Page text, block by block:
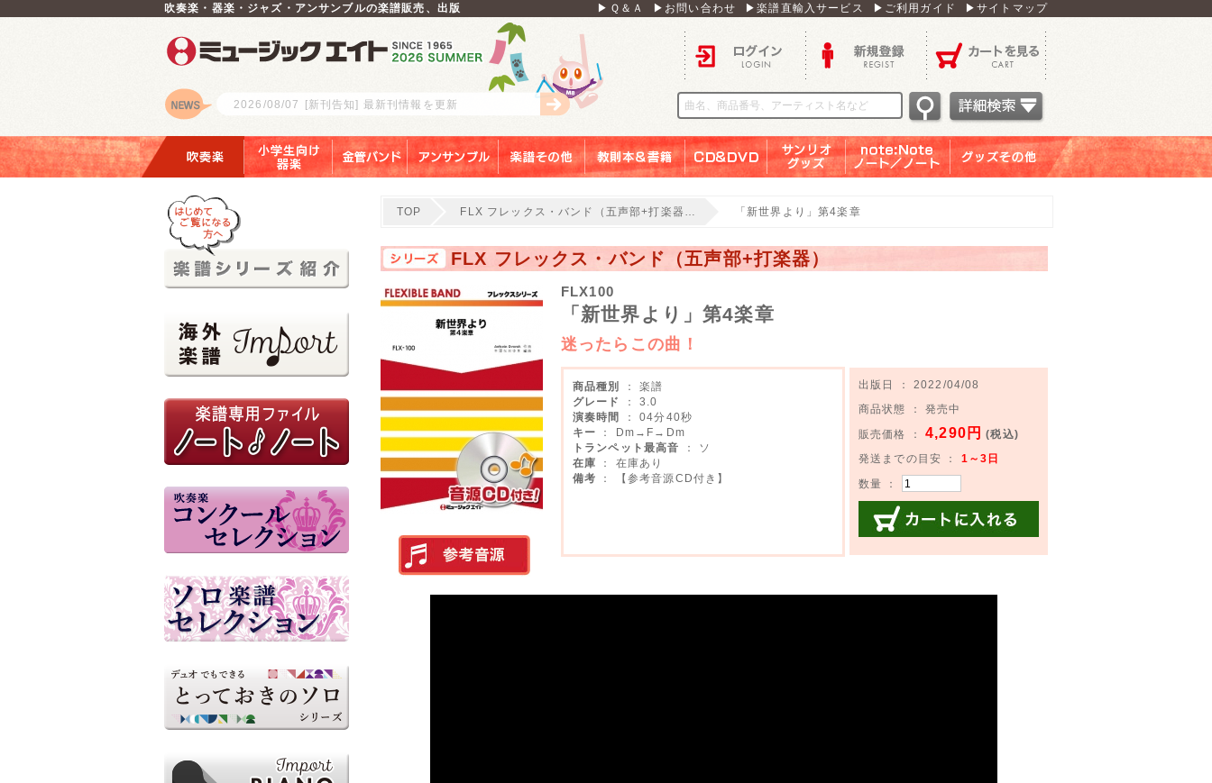
吹奏楽・器楽・ジャズ・アンサンブルの楽譜販売、出版 ▶Ｑ＆Ａ ▶お問い合わせ ▶楽譜直輸入サービス ▶ご利用ガイド ▶サイトマップ
ロゴ
2026/08/07 [新刊告知] 最新刊情報を更新
TOP FLX フレックス・バンド（五声部+打楽器… 「新世界より」第4楽章
FLX フレックス・バンド（五声部+打楽器）
ミュージックエイト
FLX100
「新世界より」第4楽章
迷ったらこの曲！
商品種別
： 楽譜
グレード
： 3.0
演奏時間
： 04分40秒
キー
： Dm→F→Dm
トランペット最高音
： ソ
在庫
： 在庫あり
備考
： 【参考音源CD付き】
出版日 ： 2022/04/08
商品状態 ： 発売中
販売価格 ：4,290円 (税込)
発送までの目安 ： 1～3日
数量 ：